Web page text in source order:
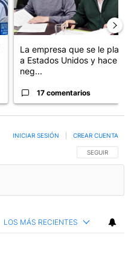
La empresa que se le plantó
a Estados Unidos y hace
neg...
17 comentarios
SIGA ESTA
SEGUIR
INICIAR SESIÓN CREAR CUENTA
LOS MÁS RECIENTES